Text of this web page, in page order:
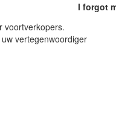
I forgot
voortverkopers.
vertegenwoordiger